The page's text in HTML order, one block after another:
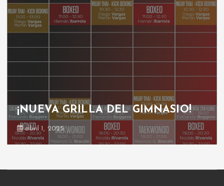
¡NUEVA GRILLA DEL GIMNASIO!
abril 1, 2025